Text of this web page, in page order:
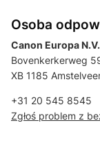
Osoba
Canon Europa N.V.
Bovenkerkerweg
XB 1185
+31 20 545 8545
Zgłoś problem z